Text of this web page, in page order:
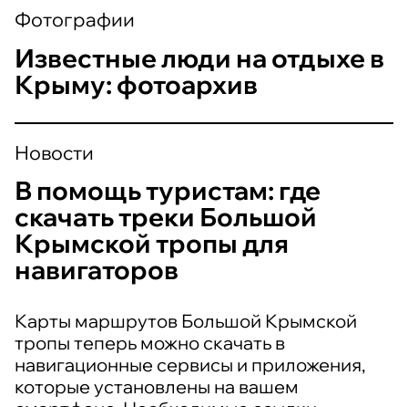
Фотографии
Известные люди на отдыхе в
Крыму: фотоархив
Новости
В помощь туристам: где
скачать треки Большой
Крымской тропы для
навигаторов
Карты маршрутов Большой Крымской
тропы теперь можно скачать в
навигационные сервисы и приложения,
которые установлены на вашем